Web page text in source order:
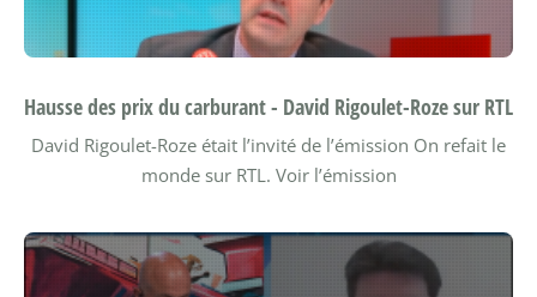
Hausse des prix du carburant - David Rigoulet-Roze sur RTL
David Rigoulet-Roze était l’invité de l’émission On refait le
monde sur RTL. Voir l’émission